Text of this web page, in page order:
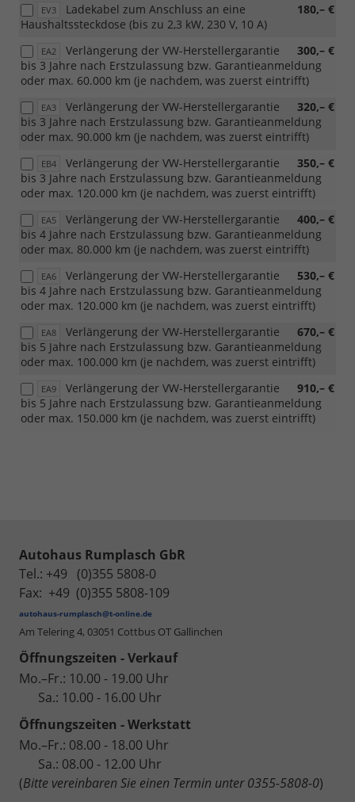
EV3 180,– €
Ladekabel zum Anschluss an eine
Haushaltssteckdose (bis zu 2,3 kW, 230 V, 10 A)
EA2 300,– €
Verlängerung der VW-Herstellergarantie
bis 3 Jahre nach Erstzulassung bzw. Garantieanmeldung
oder max. 60.000 km (je nachdem, was zuerst eintrifft)
EA3 320,– €
Verlängerung der VW-Herstellergarantie
bis 3 Jahre nach Erstzulassung bzw. Garantieanmeldung
oder max. 90.000 km (je nachdem, was zuerst eintrifft)
EB4 350,– €
Verlängerung der VW-Herstellergarantie
bis 3 Jahre nach Erstzulassung bzw. Garantieanmeldung
oder max. 120.000 km (je nachdem, was zuerst eintrifft)
EA5 400,– €
Verlängerung der VW-Herstellergarantie
bis 4 Jahre nach Erstzulassung bzw. Garantieanmeldung
oder max. 80.000 km (je nachdem, was zuerst eintrifft)
EA6 530,– €
Verlängerung der VW-Herstellergarantie
bis 4 Jahre nach Erstzulassung bzw. Garantieanmeldung
oder max. 120.000 km (je nachdem, was zuerst eintrifft)
EA8 670,– €
Verlängerung der VW-Herstellergarantie
bis 5 Jahre nach Erstzulassung bzw. Garantieanmeldung
oder max. 100.000 km (je nachdem, was zuerst eintrifft)
EA9 910,– €
Verlängerung der VW-Herstellergarantie
bis 5 Jahre nach Erstzulassung bzw. Garantieanmeldung
oder max. 150.000 km (je nachdem, was zuerst eintrifft)
Autohaus Rumplasch GbR
Tel.: +49 (0)355 5808-0
Fax: +49 (0)355 5808-109
autohaus-rumplasch@t-online.de
Am Telering 4, 03051 Cottbus OT Gallinchen
Öffnungszeiten - Verkauf
Mo.–Fr.: 10.00 - 19.00 Uhr
Sa.: 10.00 - 16.00 Uhr
Öffnungszeiten - Werkstatt
Mo.–Fr.: 08.00 - 18.00 Uhr
Sa.: 08.00 - 12.00 Uhr
(Bitte vereinbaren Sie einen Termin unter 0355-5808-0)